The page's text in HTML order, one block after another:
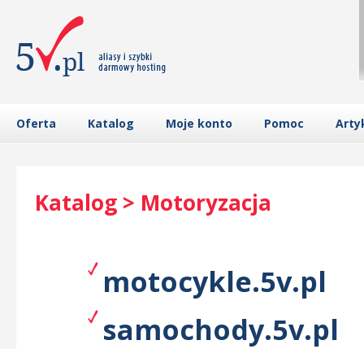
Oferta Katalog Moje konto Pomoc
Katalog > Motoryzacja
motocykle.5v.pl
samochody.5v.pl